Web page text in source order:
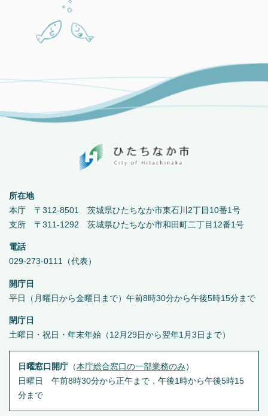
所在地
本庁 〒312-8501 茨城県ひたちなか市東石川2丁目10番1号
支所 〒311-1292 茨城県ひたちなか市和田町二丁目12番1号
電話
029-273-0111（代表）
開庁日
平日（月曜日から金曜日まで）午前8時30分から午後5時15分まで
閉庁日
土曜日・祝日・年末年始（12月29日から翌年1月3日まで）
日曜窓口開庁（本庁総合窓口の一部業務のみ ）
日曜日 午前8時30分から正午まで，午後1時から午後5時15
分まで